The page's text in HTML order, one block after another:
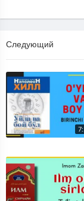
Следующий